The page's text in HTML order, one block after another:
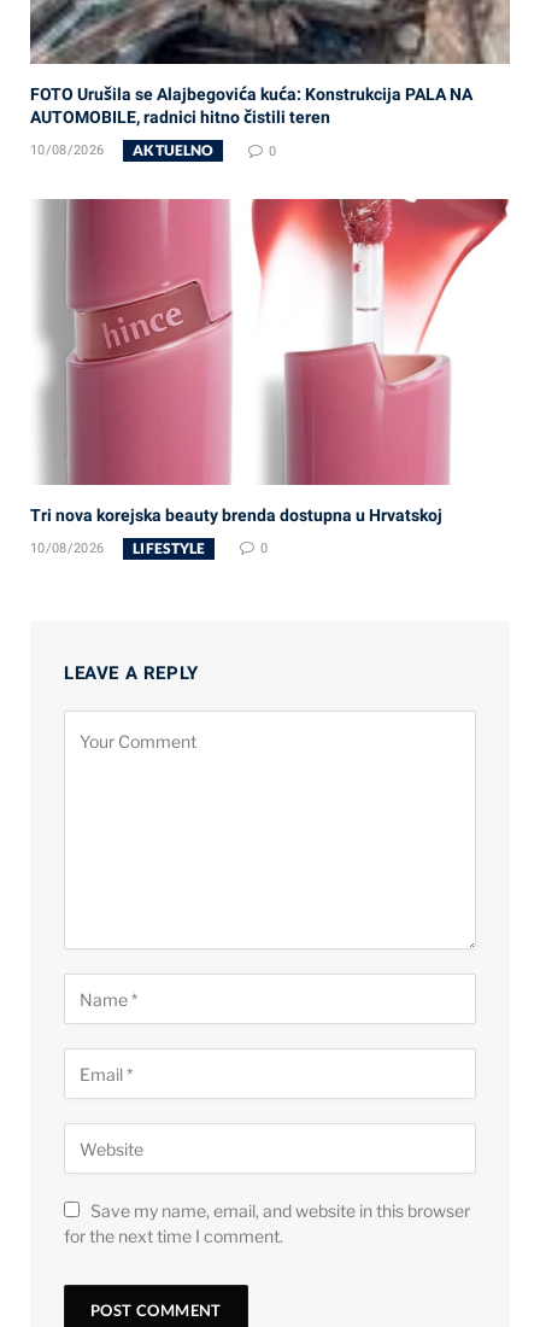
FOTO Urušila se Alajbegovića kuća: Konstrukcija PALA NA
AUTOMOBILE, radnici hitno čistili teren
10/08/2026 AKTUELNO 0
Tri nova korejska beauty brenda dostupna u Hrvatskoj
10/08/2026 LIFESTYLE 0
LEAVE A REPLY
Save my name, email, and website in this browser
for the next time I comment.